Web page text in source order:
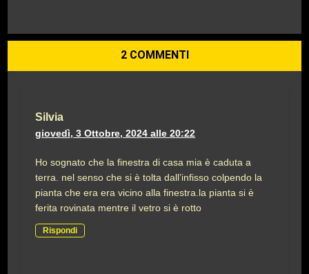
2 COMMENTI
Silvia
giovedì, 3 Ottobre, 2024 alle 20:22
Ho sognato che la finestra di casa mia è caduta a
terra. nel senso che si è tolta dall’infisso colpendo la
pianta che era era vicino alla finestra.la pianta si è
ferita rovinata mentre il vetro si è rotto
Rispondi